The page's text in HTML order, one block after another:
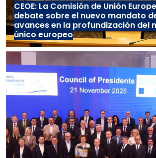
CEOE: La Comisión de Unión
debate sobre el nuevo mandato
avances en la profundización del
único europeo